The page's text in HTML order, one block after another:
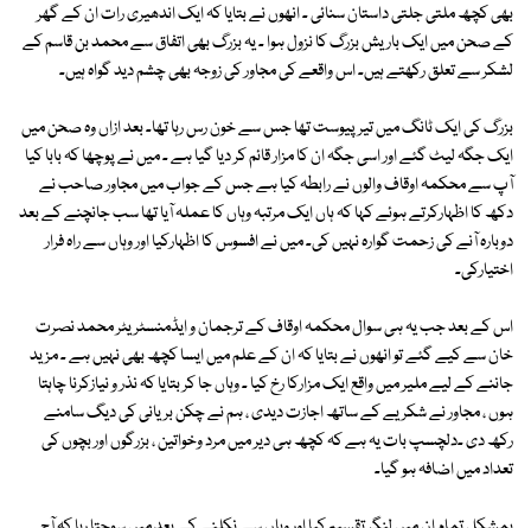
بھی کچھ ملتی جلتی داستان سنائی ۔ انھوں نے بتایا کہ ایک اندھیری رات ان کے گھر
کے صحن میں ایک باریش بزرگ کا نزول ہوا ۔ یہ بزرگ بھی اتفاق سے محمد بن قاسم کے
لشکر سے تعلق رکھتے ہیں۔ اس واقعے کی مجاور کی زوجہ بھی چشم دید گواہ ہیں۔
بزرگ کی ایک ٹانگ میں تیر پیوست تھا جس سے خون رس رہا تھا۔ بعد ازاں وہ صحن میں
ایک جگہ لیٹ گئے اور اسی جگہ ان کا مزار قائم کر دیا گیا ہے ۔ میں نے پوچھا کہ بابا کیا
آپ سے محکمہ اوقاف والوں نے رابطہ کیا ہے جس کے جواب میں مجاور صاحب نے
دکھ کا اظہارکرتے ہوئے کہا کہ ہاں ایک مرتبہ وہاں کا عملہ آیا تھا سب جانچنے کے بعد
دوبارہ آنے کی زحمت گوارہ نہیں کی۔ میں نے افسوس کا اظہارکیا اور وہاں سے راہ فرار
اختیارکی۔
اس کے بعد جب یہ ہی سوال محکمہ اوقاف کے ترجمان و ایڈمنسٹریٹر محمد نصرت
خان سے کیے گئے تو انھوں نے بتایا کہ ان کے علم میں ایسا کچھ بھی نہیں ہے ۔ مزید
جاننے کے لیے ملیر میں واقع ایک مزارکا رخ کیا ۔ وہاں جا کر بتایا کہ نذر و نیازکرنا چاہتا
ہوں ، مجاور نے شکریے کے ساتھ اجازت دیدی ، ہم نے چکن بریانی کی دیگ سامنے
رکھ دی ۔دلچسپ بات یہ ہے کہ کچھ ہی دیر میں مرد وخواتین ، بزرگوں اور بچوں کی
تعداد میں اضافہ ہو گیا۔